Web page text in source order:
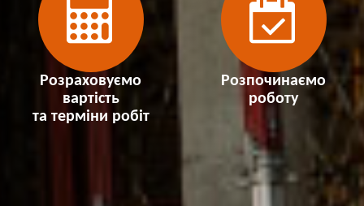
Розраховуємо
вартість
та терміни робіт
Розпочинаємо
роботу